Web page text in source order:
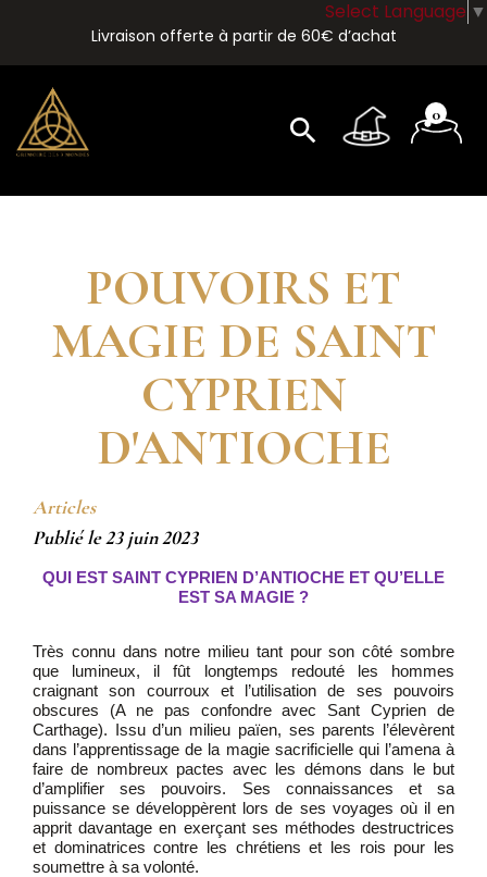
Livraison offerte à partir de 60€ d’achat
search 0
POUVOIRS ET
MAGIE DE SAINT
CYPRIEN
D'ANTIOCHE
Articles
Publié le 23 juin 2023
QUI EST SAINT CYPRIEN D’ANTIOCHE ET QU’ELLE
EST SA MAGIE ?
Très connu dans notre milieu tant pour son côté sombre
que lumineux, il fût longtemps redouté les hommes
craignant son courroux et l’utilisation de ses pouvoirs
obscures (A ne pas confondre avec Sant Cyprien de
Carthage). Issu d’un milieu païen, ses parents l’élevèrent
dans l’apprentissage de la magie sacrificielle qui l’amena à
faire de nombreux pactes avec les démons dans le but
d’amplifier ses pouvoirs. Ses connaissances et sa
puissance se développèrent lors de ses voyages où il en
apprit davantage en exerçant ses méthodes destructrices
et dominatrices contre les chrétiens et les rois pour les
soumettre à sa volonté.
Select Language ▼